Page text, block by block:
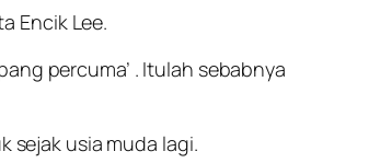
Encik Lee.
percuma’ . Itulah sebabnya
sejak usia muda lagi.